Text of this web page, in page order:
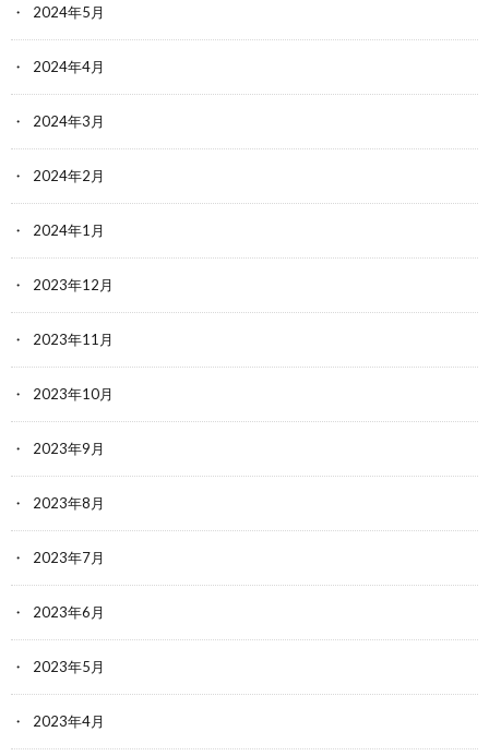
2024年5月
2024年4月
2024年3月
2024年2月
2024年1月
2023年12月
2023年11月
2023年10月
2023年9月
2023年8月
2023年7月
2023年6月
2023年5月
2023年4月